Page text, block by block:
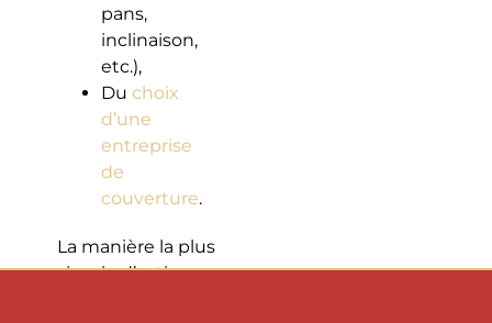
pans,
inclinaison,
etc.),
Du choix
d’une
entreprise
de
couverture.
La manière la plus
simple d’estimer